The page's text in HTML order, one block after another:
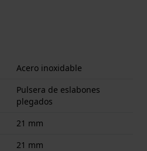
Acero inoxidable
Pulsera de eslabones
plegados
21 mm
21 mm